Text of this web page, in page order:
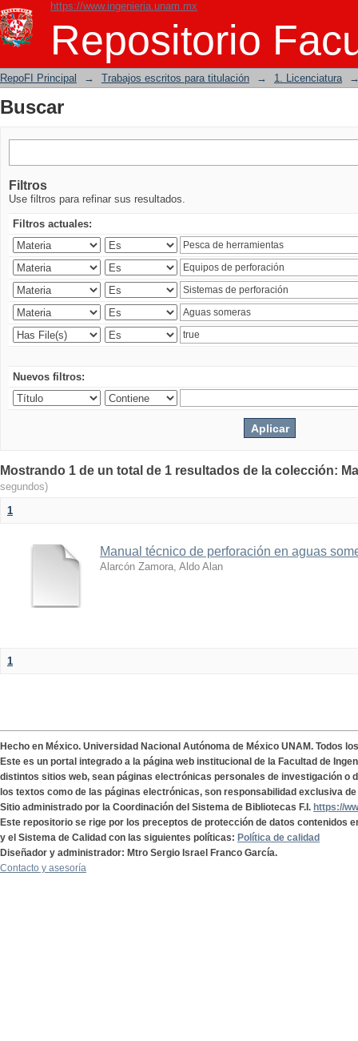
https://www.ingenieria.unam.mx
Repositorio
Buscar
RepoFI Principal → Trabajos escritos para titulación → 1. Licenciatura
Buscar
Filtros
Use filtros para refinar sus resultados.
Filtros actuales:
Nuevos filtros:
Mostrando 1 de un total de 1 resultados de la colección:
segundos)
1
Manual técnico de perforación en aguas
Alarcón Zamora, Aldo Alan
1
Hecho en México. Universidad Nacional Autónoma de México UNAM. Todos
Este es un portal integrado a la página web institucional de la Facultad de
distintos sitios web, sean páginas electrónicas personales de investigación o
los textos como de las páginas electrónicas, son responsabilidad exclusiva
Sitio administrado por la Coordinación del Sistema de Bibliotecas F.I. https://
Este repositorio se rige por los preceptos de protección de datos contenidos
y el Sistema de Calidad con las siguientes políticas: Política de calidad
Diseñador y administrador: Mtro Sergio Israel Franco García.
Contacto y asesoría